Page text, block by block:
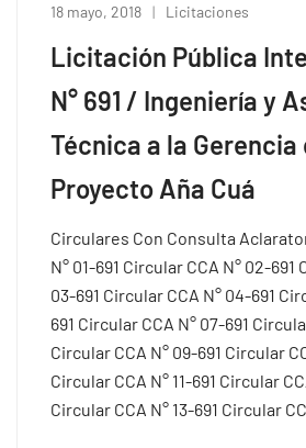
18 mayo, 2018 Licitaciones
Licitación Pública
N° 691 / Ingeniería y
Técnica a la Gerencia
Proyecto Aña Cuá
Circulares Con Consulta
N° 01-691 Circular CCA N° 02-691
03-691 Circular CCA N° 04-691
691 Circular CCA N° 07-691
Circular CCA N° 09-691 Circular
Circular CCA N° 11-691 Circular
Circular CCA N° 13-691 Circular